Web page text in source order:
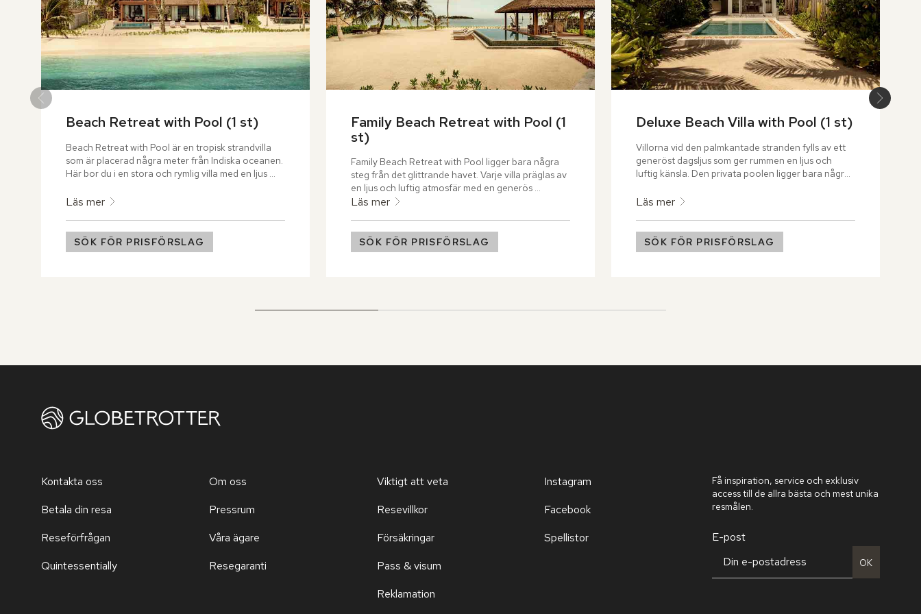
Beach Retreat with Pool (1 st)
Beach Retreat with Pool är en tropisk strandvilla
som är placerad några meter från Indiska oceanen.
Här bor du i en stora och rymlig villa med en ljus
vackra utsikten över lagunen och poolen syns
magisk havsutsikt. Den privata poolen har ett
inbjudande soldäck med tillhörande matplats och
Läs mer
SÖK FÖR PRISFÖRSLAG
Family Beach Retreat with Pool (1
st)
Family Beach Retreat with Pool ligger bara några
steg från det glittrande havet. Varje villa präglas av
en ljus och luftig atmosfär med en generös
vardagsrumsdel. Genom stora fönster öppnar sig
mysigt sovloft med utsikt över havet. Ute på den
solkyssta terrassen väntar lata dagar i solen och en
Läs mer
SÖK FÖR PRISFÖRSLAG
Deluxe Beach Villa with Pool (1 st)
Villorna vid den palmkantade stranden fylls av ett
generöst dagsljus som ger rummen en ljus och
luftig känsla. Den privata poolen ligger bara några
utsikt över havet. Badrummet rymmer ett ovalt
Läs mer
SÖK FÖR PRISFÖRSLAG
Kontakta oss
Betala din resa
Reseförfrågan
Quintessentially
Om oss
Pressrum
Våra ägare
Resegaranti
Viktigt att veta
Resevillkor
Försäkringar
Pass & visum
Reklamation
Instagram
Facebook
Spellistor
Få inspiration, service och exklusiv
access till de allra bästa och mest unika
resmålen.
E-post
OK